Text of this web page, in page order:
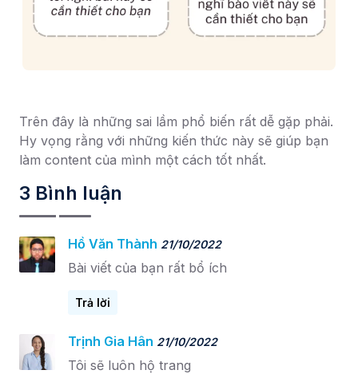
Trên đây là những sai lầm phổ biến rất dễ gặp phải.
Hy vọng rằng với những kiến thức này sẽ giúp bạn
làm content của mình một cách tốt nhất.
3 Bình luận
Hồ Văn Thành 21/10/2022
Bài viết của bạn rất bổ ích
Trả lời
Trịnh Gia Hân 21/10/2022
Tôi sẽ luôn hộ trang